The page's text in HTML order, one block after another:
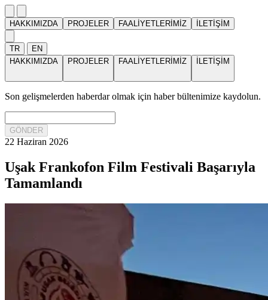
HAKKIMIZDA PROJELER FAALİYETLERİMİZ İLETİŞİM
TR
EN
HAKKIMIZDA
PROJELER FAALİYETLERİMİZ İLETİŞİM
Son gelişmelerden haberdar olmak için haber bültenimize kaydolun.
GÖNDER
22 Haziran 2026
Uşak Frankofon Film Festivali Başarıyla
Tamamlandı